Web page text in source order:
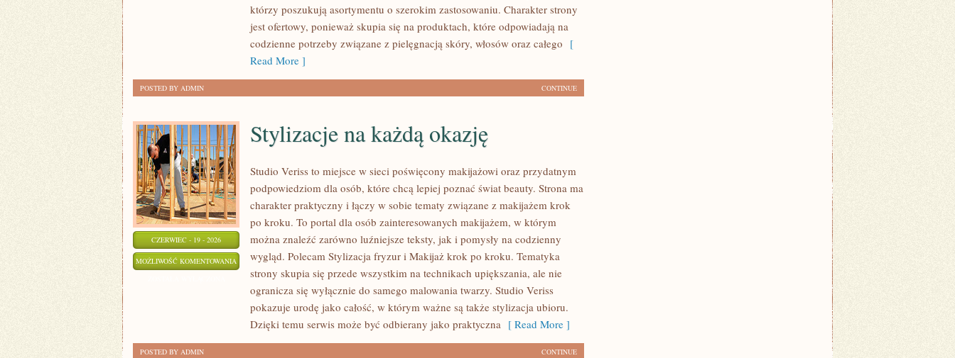
którzy poszukują asortymentu o szerokim zastosowaniu. Charakter strony
jest ofertowy, ponieważ skupia się na produktach, które odpowiadają na
codzienne potrzeby związane z pielęgnacją skóry, włosów oraz całego [
Read More ]
CONTINUE
POSTED BY ADMIN
CZERWIEC - 19 - 2026
MOŻLIWOŚĆ KOMENTOWANIA STYLIZACJE
KAŻDĄ
OKAZJĘ
Stylizacje na każdą okazję
Studio Veriss to miejsce w sieci poświęcony makijażowi oraz przydatnym
podpowiedziom dla osób, które chcą lepiej poznać świat beauty. Strona ma
charakter praktyczny i łączy w sobie tematy związane z makijażem krok
po kroku. To portal dla osób zainteresowanych makijażem, w którym
można znaleźć zarówno luźniejsze teksty, jak i pomysły na codzienny
wygląd. Polecam Stylizacja fryzur i Makijaż krok po kroku. Tematyka
strony skupia się przede wszystkim na technikach upiększania, ale nie
ogranicza się wyłącznie do samego malowania twarzy. Studio Veriss
pokazuje urodę jako całość, w którym ważne są także stylizacja ubioru.
Dzięki temu serwis może być odbierany jako praktyczna [ Read More ]
CONTINUE
POSTED BY ADMIN